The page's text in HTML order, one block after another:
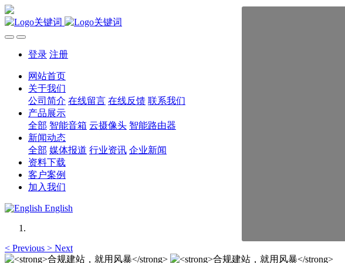
登录 注册
网站首页
关于我们
公司简介 在线留言 在线反馈 联系我们
产品展示
全部 智能音箱 云摄像头 智能路由器
新闻动态
全部 媒体报道 行业资讯 企业新闻
资料下载
客户案例
加入我们
English
< Previous > Next